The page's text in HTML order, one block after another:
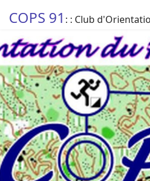
COPS 91 : : Club